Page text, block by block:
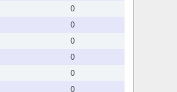
0
0
0
0
0
0